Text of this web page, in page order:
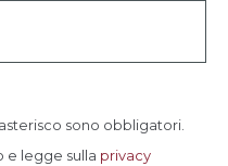
sono obbligatori.
e legge sulla privacy